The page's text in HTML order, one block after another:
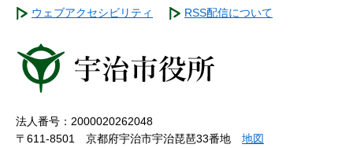
ウェブアクセシビリティ RSS配信について
法人番号：2000020262048
〒611-8501 京都府宇治市宇治琵琶33番地 地図